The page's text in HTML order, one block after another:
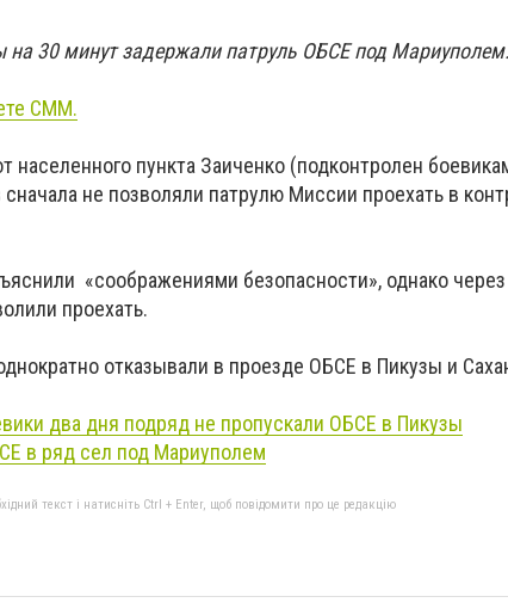
на 30 минут задержали патруль ОБСЕ под Мариуполем.
СММ.
населенного пункта Заиченко (подконтролен
не позволяли патрулю Миссии проехать в
«соображениями безопасности», однако
проехать.
отказывали в проезде ОБСЕ в Пикузы и
два дня подряд не пропускали ОБСЕ в Пикузы
в ряд сел под Мариуполем
текст і натисніть Ctrl + Enter, щоб повідомити про це редакцію